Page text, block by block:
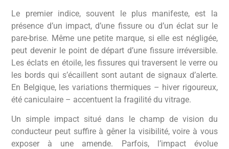
Le premier indice, souvent le plus manifeste, est la
présence d’un impact, d’une fissure ou d’un éclat sur le
pare-brise. Même une petite marque, si elle est négligée,
peut devenir le point de départ d’une fissure irréversible.
Les éclats en étoile, les fissures qui traversent le verre ou
les bords qui s’écaillent sont autant de signaux d’alerte.
En Belgique, les variations thermiques – hiver rigoureux,
été caniculaire – accentuent la fragilité du vitrage.
Un simple impact situé dans le champ de vision du
conducteur peut suffire à gêner la visibilité, voire à vous
exposer à une amende. Parfois, l’impact évolue